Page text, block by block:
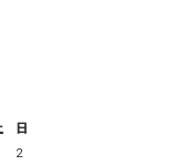
日
2